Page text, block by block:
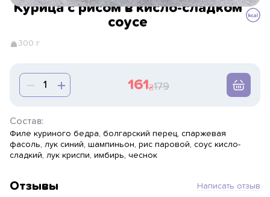
Курица с рисом в кисло-сладком
соусе
300 г
161 179
Состав:
Филе куриного бедра, болгарский перец, спаржевая
фасоль, лук синий, шампиньон, рис паровой, соус кисло-
сладкий, лук криспи, имбирь, чеснок
Отзывы Написать отзыв